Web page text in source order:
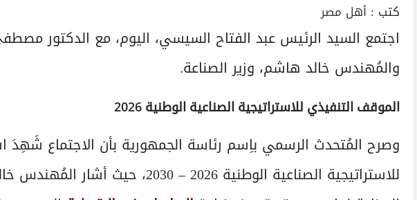
كتب : أهل مصر
اجتمع السيد الرئيس عبد الفتاح السيسي، اليوم، مع الدكتور
والمُهندس خالد هاشم، وزير الصناعة.
الموقف التنفيذي للاستراتيجية الصناعية الوطنية 2026
وصرح المُتحدث الرسمي باِسم رئاسة الجمهورية بأن الاجتماع شَهِدَ
للاستراتيجية الصناعية الوطنية 2026 –